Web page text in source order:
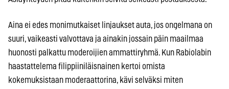
Aina ei edes monimutkaiset linjaukset auta, jos ongelmana on
suuri, vaikeasti valvottava ja ainakin jossain päin maailmaa
huonosti palkattu moderoijien ammattiryhmä. Kun Rabiolabin
haastattelema filippiiniläisnainen kertoi omista
kokemuksistaan moderaattorina, kävi selväksi miten